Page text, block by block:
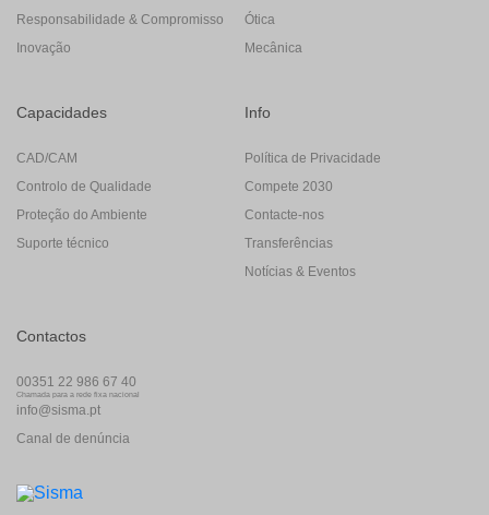
Responsabilidade & Compromisso
Inovação
Ótica
Mecânica
Capacidades
CAD/CAM
Controlo de Qualidade
Proteção do Ambiente
Suporte técnico
Info
Política de Privacidade
Compete 2030
Contacte-nos
Transferências
Notícias & Eventos
Contactos
00351 22 986 67 40
Chamada para a rede fixa nacional
info@sisma.pt
Canal de denúncia